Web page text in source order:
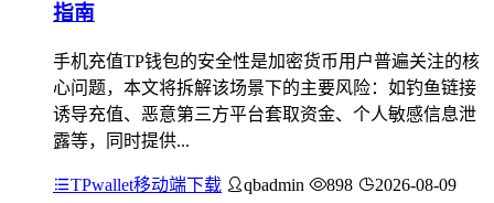
指南
手机充值TP钱包的安全性是加密货币用户普遍关注的核
心问题，本文将拆解该场景下的主要风险：如钓鱼链接
诱导充值、恶意第三方平台套取资金、个人敏感信息泄
露等，同时提供...
TPwallet移动端下载 qbadmin 898 2026-08-09